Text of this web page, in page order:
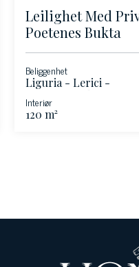
Leilighet Med
Poetenes Bukta
Beliggenhet
Liguria - Lerici -
Poetenes golf
Interiør
120 m²